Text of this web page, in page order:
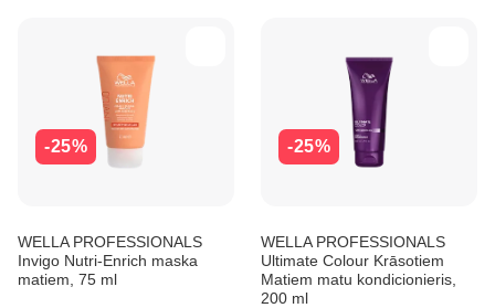
-25%
WELLA PROFESSIONALS
Invigo Nutri-Enrich maska
matiem, 75 ml
-25%
WELLA PROFESSIONALS
Ultimate Colour Krāsotiem
Matiem matu kondicionieris,
200 ml